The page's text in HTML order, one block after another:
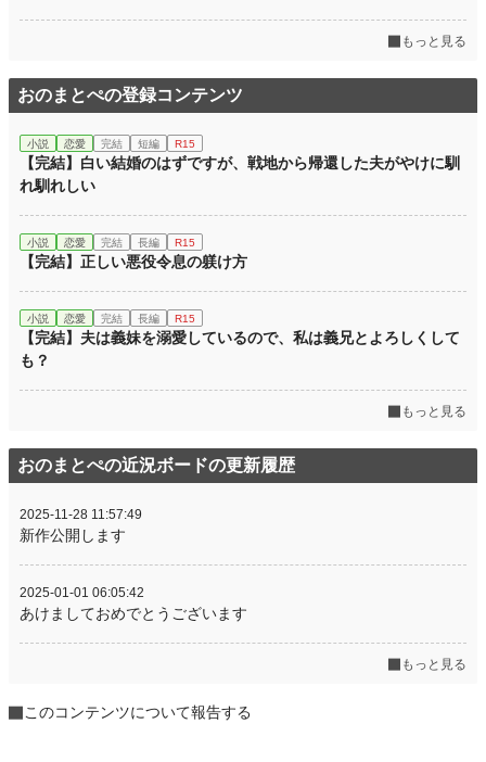
もっと見る
おのまとぺの登録コンテンツ
小説 恋愛 完結 短編 R15
【完結】白い結婚のはずですが、戦地から帰還した夫がやけに馴
れ馴れしい
小説 恋愛 完結 長編 R15
【完結】正しい悪役令息の躾け方
小説 恋愛 完結 長編 R15
【完結】夫は義妹を溺愛しているので、私は義兄とよろしくして
も？
もっと見る
おのまとぺの近況ボードの更新履歴
2025-11-28 11:57:49
新作公開します
2025-01-01 06:05:42
あけましておめでとうございます
もっと見る
このコンテンツについて報告する